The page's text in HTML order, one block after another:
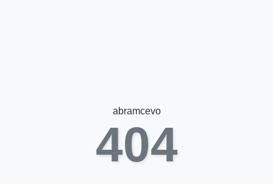
abramcevo
404